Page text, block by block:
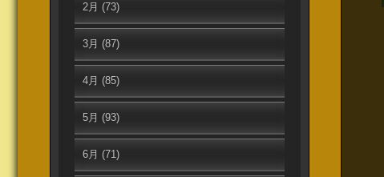
2月 (73)
3月 (87)
4月 (85)
5月 (93)
6月 (71)